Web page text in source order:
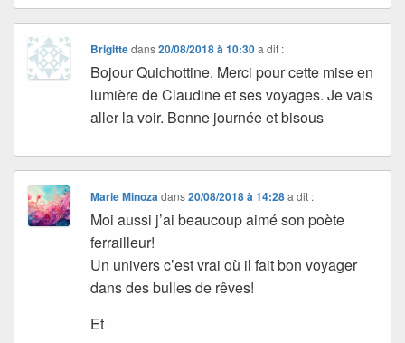
Brigittedans20/08/2018 à 10:30 a dit :
Bojour Quichottine. Merci pour cette mise en
lumière de Claudine et ses voyages. Je vais
aller la voir. Bonne journée et bisous
Marie Minozadans20/08/2018 à 14:28 a dit :
Moi aussi j’ai beaucoup aimé son poète
ferrailleur!
Un univers c’est vrai où il fait bon voyager
dans des bulles de rêves!
Et